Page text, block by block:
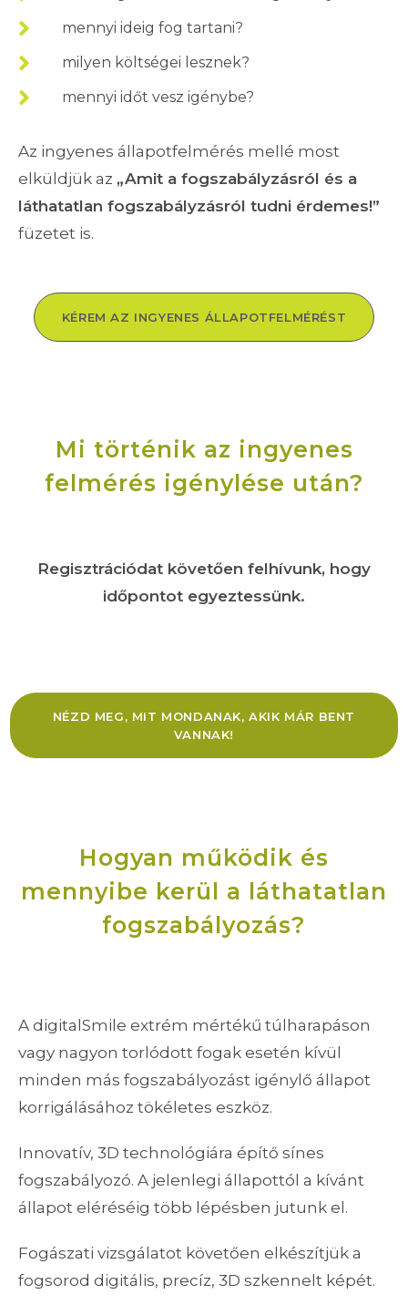
mennyi ideig fog tartani?
milyen költségei lesznek?
mennyi időt vesz igénybe?
Az ingyenes állapotfelmérés mellé most
elküldjük az „Amit a fogszabályzásról és a
láthatatlan fogszabályzásról tudni érdemes!”
füzetet is.
KÉREM AZ INGYENES ÁLLAPOTFELMÉRÉST
Mi történik az ingyenes
felmérés igénylése után?
Regisztrációdat követően felhívunk, hogy
időpontot egyeztessünk.
NÉZD MEG, MIT MONDANAK, AKIK MÁR BENT
VANNAK!
Hogyan működik és
mennyibe kerül a láthatatlan
fogszabályozás?
A digitalSmile extrém mértékű túlharapáson
vagy nagyon torlódott fogak esetén kívül
minden más fogszabályozást igénylő állapot
korrigálásához tökéletes eszköz.
Innovatív, 3D technológiára építő sínes
fogszabályozó. A jelenlegi állapottól a kívánt
állapot eléréséig több lépésben jutunk el.
Fogászati vizsgálatot követően elkészítjük a
fogsorod digitális, precíz, 3D szkennelt képét.